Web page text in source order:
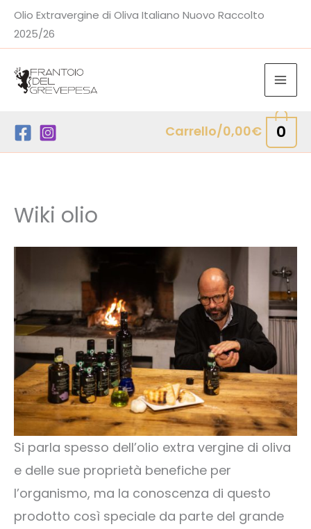
VaiOlio Extravergine di Oliva Italiano Nuovo Raccolto
2025/26
Carrello/0,00€ 0
Wiki olio
Si parla spesso dell’olio extra vergine di oliva
e delle sue proprietà benefiche per
l’organismo, ma la conoscenza di questo
prodotto così speciale da parte del grande